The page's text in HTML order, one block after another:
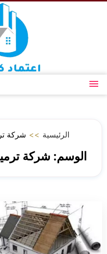
القائمة
الرئيسية >> شركة
الوسم:شركة